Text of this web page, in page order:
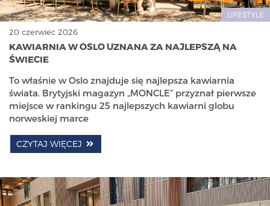
LIFESTYLE
20 czerwiec 2026
KAWIARNIA W OSLO UZNANA ZA NAJLEPSZĄ NA
ŚWIECIE
To właśnie w Oslo znajduje się najlepsza kawiarnia
świata. Brytyjski magazyn „MONCLE” przyznał pierwsze
miejsce w rankingu 25 najlepszych kawiarni globu
norweskiej marce
CZYTAJ WIĘCEJ